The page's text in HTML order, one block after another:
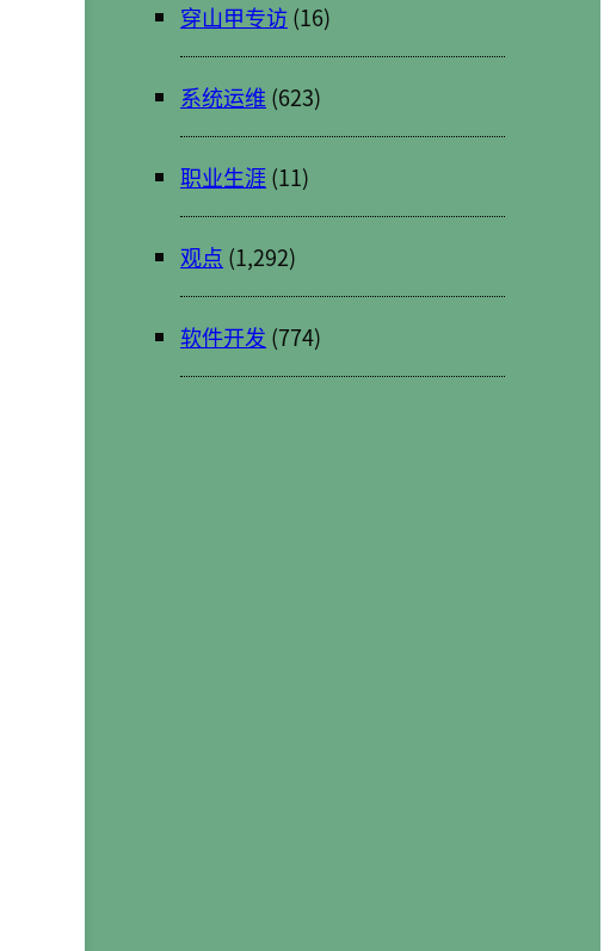
穿山甲专访(16)
系统运维(623)
职业生涯(11)
观点 (1,292)
软件开发 (774)